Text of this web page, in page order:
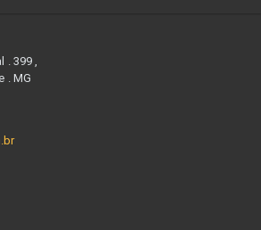
. 399 ,
. MG